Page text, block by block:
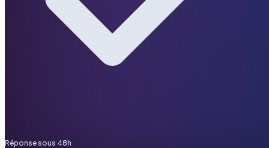
Réponse sous 48h